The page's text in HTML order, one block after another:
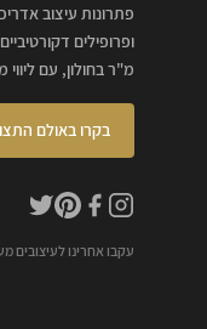
פתרונות עיצוב
מ"ר בחולון, עם
בקרו באולם
עקבו אחרינו לעיצובים